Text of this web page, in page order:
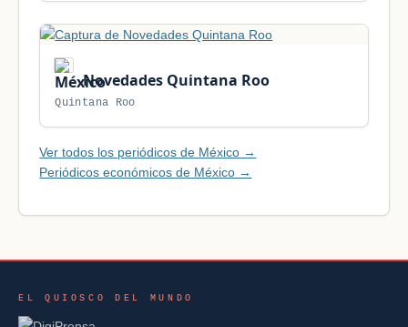
Novedades Quintana Roo
Quintana Roo
Ver todos los periódicos de México →
Periódicos económicos de México →
EL QUIOSCO DEL MUNDO